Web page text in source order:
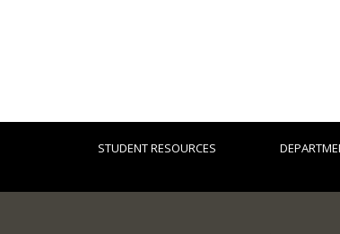
STUDENT RESOURCES